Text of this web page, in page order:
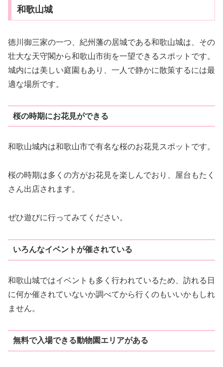
和歌山城
徳川御三家の一つ、紀州藩の居城である和歌山城は、その
壮大な天守閣から和歌山市街を一望できるスポットです。
城内には美しい庭園もあり、一人で静かに散策するには最
適な場所です。
桜の時期にお花見ができる
和歌山城内は和歌山市で有名な桜のお花見スポットです。
桜の時期は多くの方がお花見を楽しんでおり、屋台もたく
さん出店されます。
ぜひ遊びに行ってみてください。
いろんなイベントが催されている
和歌山城ではイベントも多く行われているため、訪れる日
に何か催されていないか調べてから行くのもいいかもしれ
ません。
無料で入場できる動物園エリアがある